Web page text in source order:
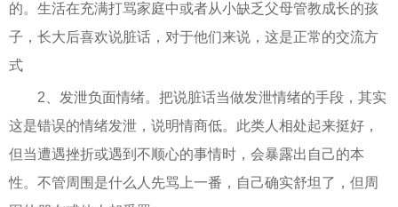
的。生活在充满打骂家庭中或者从小缺乏父母管教成长的孩
子，长大后喜欢说脏话，对于他们来说，这是正常的交流方
式
2、发泄负面情绪。把说脏话当做发泄情绪的手段，其实
这是错误的情绪发泄，说明情商低。此类人相处起来挺好，
但当遭遇挫折或遇到不顺心的事情时，会暴露出自己的本
性。不管周围是什么人先骂上一番，自己确实舒坦了，但周